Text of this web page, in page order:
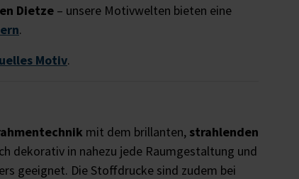
Dietze – unsere Motivwelten bieten eine
.
Motiv.
mit dem brillanten, strahlenden
dekorativ in nahezu jede Raumgestaltung und
geeignet. Die Stoffdrucke sind zudem bei